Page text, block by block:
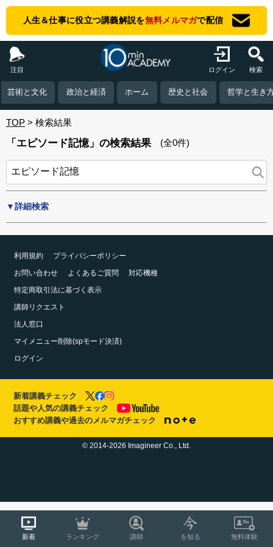
人生＆仕事に役立つ講義解説を無料メルマガで配信
注目 ログイン 検索
芸術と文化 政治と経済 ホーム 歴史と社会 哲学と生き
TOP 検索結果
「エピソード記憶」の検索結果 (全0件)
▼詳細検索
利用規約
プライバシーポリシー
お問い合わせ
よくあるご質問
対応機種
特定商取引法に基づく表示
講師リクエスト
法人窓口
マイメニュー削除(spモード決済)
ログイン
新着講義チェック
話題や人気の講義チェック
おすすめ講義や過去のメルマガチェック
© 2014-2026 Imagineer Co., Ltd.
新着 ランキング 講師 を知る 無料体験